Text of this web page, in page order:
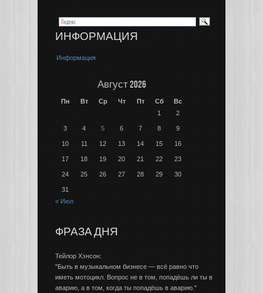
ИНФОРМАЦИЯ
Информация
Август 2026
Пн Вт Ср Чт Пт Сб
Вс
1
2
3 4 5 6 7 8 9
10 11 12 13 14 15 16
17 18 19 20 21 22 23
24 25 26 27 28 29 30
31
« Июл
ФРАЗА ДНЯ
Тейлор Хэнсон:
"Быть в музыкальном бизнесе — всё равно что
иметь мотоцикл. Вопрос не в том, попадёшь ли ты в
аварию, а в том, когда ты попадёшь в аварию."